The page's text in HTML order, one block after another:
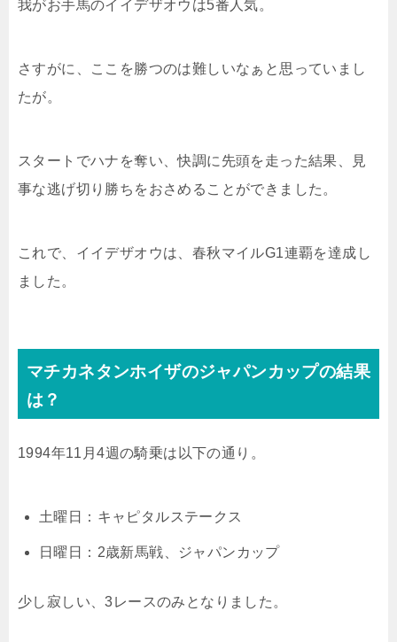
我がお手馬のイイデザオウは5番人気。
さすがに、ここを勝つのは難しいなぁと思っていまし
たが。
スタートでハナを奪い、快調に先頭を走った結果、見
事な逃げ切り勝ちをおさめることができました。
これで、イイデザオウは、春秋マイルG1連覇を達成し
ました。
マチカネタンホイザのジャパンカップの結果
は？
1994年11月4週の騎乗は以下の通り。
土曜日：キャピタルステークス
日曜日：2歳新馬戦、ジャパンカップ
少し寂しい、3レースのみとなりました。